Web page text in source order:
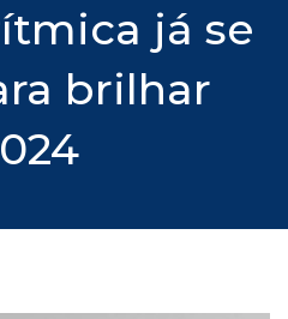
já se
brilhar